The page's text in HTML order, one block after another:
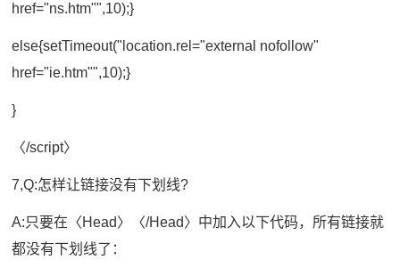
href="ns.htm"",10);}
else{setTimeout("location.rel="external nofollow"
href="ie.htm"",10);}
}
〈/script〉
7,Q:怎样让链接没有下划线?
A:只要在〈Head〉〈/Head〉中加入以下代码，所有链接就
都没有下划线了：